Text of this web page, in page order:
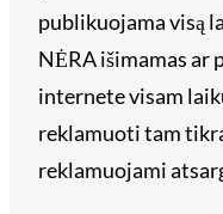
publikuojama visą
NĖRA išimamas ar
internete visam
reklamuoti tam
reklamuojami